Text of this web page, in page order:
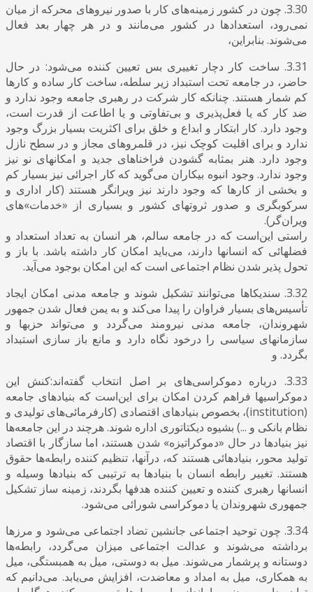
3.30. چون در کشور زمینه‌های کار با صدور نیروهای محرکه از میان
نمی‌رود، استعدادها در کشور می‌مانند و در هر چهار بعد فعال
می‌شوند. بنابراین،
3.31. ساخت کار دچار تغییری بس تعیین کننده می‌شود: در حال
حاضر، در جامعه تحت استبداد زیر سلطه، ساخت کار ساده و کارها
کم شمار هستند. چنانکه کار شرکت در رهبری جامعه وجود ندارد و
ضد کار که یا فعل‌پذیری و بی‌تفاوتی و یا اطاعت از قدرت است،
وجود دارد. کار ابتکار و ابداع و خلق برای اکثریت بسیار بزرگ وجود
ندارد و برای اقلیت کوچک نیز، در قلمروهای مجاز و در سطح نازل
وجود دارد. هنر بمثابه گشودن فراخناهای جدید و امکانهای نو نیز
وجود ندارد. وجود انبوه بیکاران می‌گوید که کار اجرائی نیز بسیار کم
و بخشی از کارها که وجود دارند نیز ویرانگر هستند (کار اداری و
سرکوبگری و صدور ثروتهای کشور و بسیاری از «خدمات»های
ویران‌گر).
راستی این‌است که در جامعه سالم، هر انسان به تعداد استعداد و
فضلهائی که انسانها دارند، می‌باید امکان کار داشته باشد. با باز و
تحول پذیر شدن نظام اجتماعی است که این امکان بوجود می‌آید.
3.32. سندیکاها می‌توانند تشکیل شوند و جامعه مدنی امکان ایجاد
تأسیس‌های بسیار فراوان را پیدا می‌کند و به یمن فعال شدن جمهور
شهروندان، جامعه مدنی نیرومند می‌گردد و می‌تواند حزبها و
سازمانهای سیاسی را درخود نگاه دارد و مانع باز سازی استبداد
بگردد. و
3.33. درباره دموکراسی‌های بر اصل انتخاب گفته‌اند:کنش این
دموکراسیها فراهم کردن امکان برای این‌است که بنیادهای جامعه
(institution)، بخصوص بنیادهای اقتصادی (کارفرمائی‌های تولیدی و
نظام بانکی و ...) بشیوه دیکتاتوری اداره شوند. هرچند در این جامعه‌ها
نیز بنیادها در حال «دموکراتیزه» شدن هستند، اما سازگار با اقتصاد
تولید محور، بنیادهائی هستند که، درآنها، تنظیم کننده رابطه‌ها حقوق
هستند. تغییر رابطه انسان با بنیادها به ترتیبی که بنیادها وسیله و
انسانها رهبری کننده و تعیین کننده هدفها بگردند، زمینه ساز تشکیل
جمهوری شهروندان یا دموکراسی شورائی می‌‌شود.
3.34. چون توحید اجتماعی جانشین تضاد اجتماعی می‌شود و مرزها
برداشته می‌شوند و عدالت اجتماعی میزان می‌گردد، رابطه‌ها
دوستانه و پرشمار می‌شوند. میل به دوستی، میل به همبستگی، میل
به همکاری، میل به امداد و معاضدت، افزایش می‌‌یابد. می‌دانیم که